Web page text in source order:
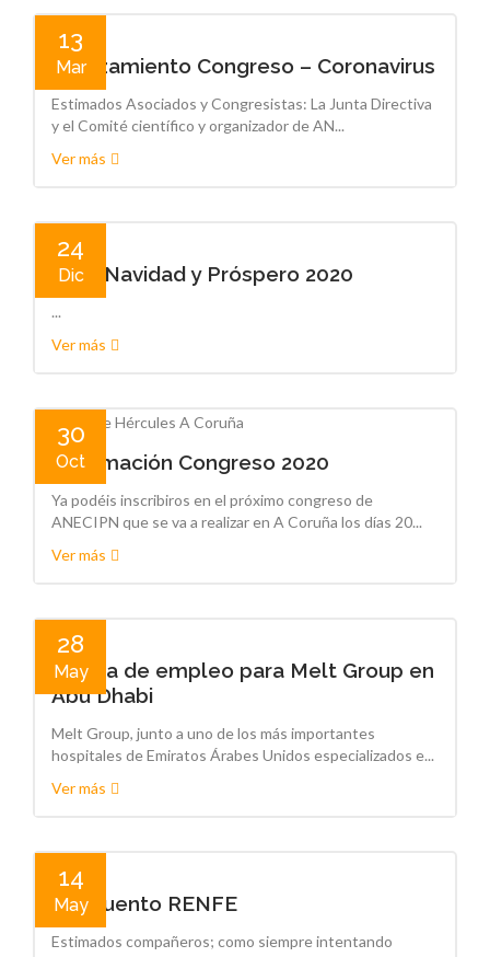
13
Mar
Aplazamiento Congreso – Coronavirus
Estimados Asociados y Congresistas: La Junta Directiva
y el Comité científico y organizador de AN...
Ver más
24
Dic
Feliz Navidad y Próspero 2020
...
Ver más
30
Oct
Información Congreso 2020
Ya podéis inscribiros en el próximo congreso de
ANECIPN que se va a realizar en A Coruña los días 20...
Ver más
28
May
Oferta de empleo para Melt Group en
Abu Dhabi
Melt Group, junto a uno de los más importantes
hospitales de Emiratos Árabes Unidos especializados e...
Ver más
14
May
Descuento RENFE
Estimados compañeros; como siempre intentando